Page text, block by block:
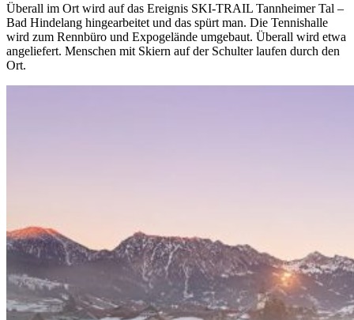
Überall im Ort wird auf das Ereignis SKI-TRAIL Tannheimer Tal –
Bad Hindelang hingearbeitet und das spürt man. Die Tennishalle
wird zum Rennbüro und Expogelände umgebaut. Überall wird etwa
angeliefert. Menschen mit Skiern auf der Schulter laufen durch den
Ort.